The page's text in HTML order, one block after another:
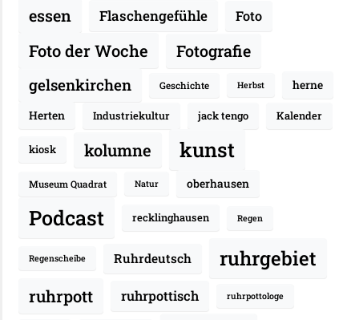
essen Flaschengefühle Foto
Foto der Woche Fotografie
gelsenkirchen Geschichte Herbst
herne
Herten
Industriekultur jack tengo Kalender
kiosk kolumne kunst
Museum Quadrat Natur oberhausen
Podcast recklinghausen Regen
Regenscheibe Ruhrdeutsch ruhrgebiet
ruhrpott ruhrpottisch ruhrpottologe